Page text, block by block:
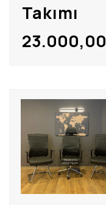
Takımı
23.000,00